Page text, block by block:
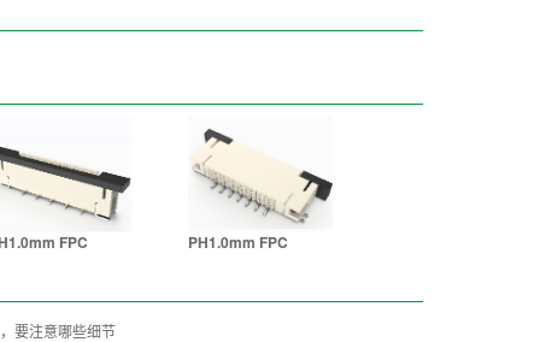
FPC PH1.0mm FPC
要注意哪些细节